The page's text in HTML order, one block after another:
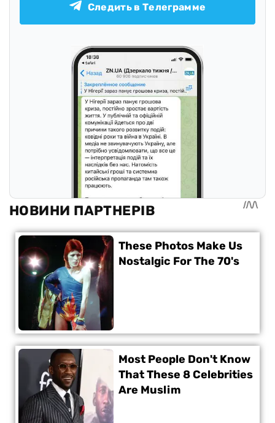
Следить в Телеграмме